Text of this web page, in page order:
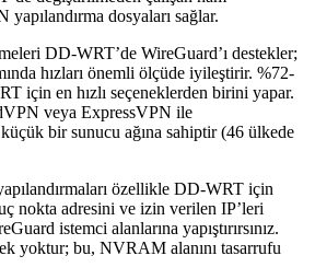
dosyaları sağlar.
DD-WRT’de WireGuard’ı destekler;
hızları önemli ölçüde iyileştirir. %72-
için en hızlı seçeneklerden birini yapar.
veya ExpressVPN ile
küçük bir sunucu ağına sahiptir (46 ülkede
özellikle DD-WRT için
nokta adresini ve izin verilen IP’leri
istemci alanlarına yapıştırırsınız.
yoktur; bu, NVRAM alanını tasarrufu